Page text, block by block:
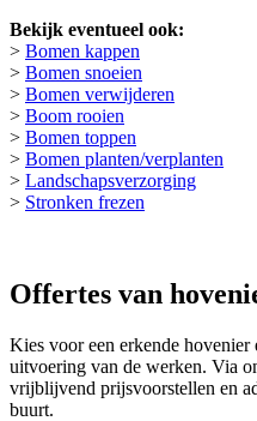
Bekijk eventueel ook:
> Bomen kappen
> Bomen snoeien
> Bomen verwijderen
> Boom rooien
> Bomen toppen
> Bomen planten/verplanten
> Landschapsverzorging
> Stronken frezen
Offertes van
Kies voor een erkende hovenier
uitvoering van de werken. Via
vrijblijvend prijsvoorstellen en
buurt.